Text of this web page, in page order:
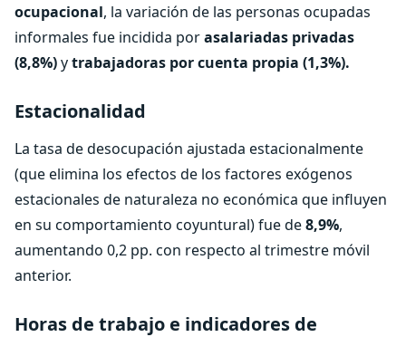
ocupacional, la variación de las personas ocupadas
informales fue incidida porasalariadas privadas
(8,8%)ytrabajadoras por cuenta propia (1,3%).
Estacionalidad
La tasa de desocupación ajustada estacionalmente
(que elimina los efectos de los factores exógenos
estacionales de naturaleza no económica que influyen
en su comportamiento coyuntural) fue de8,9%,
aumentando 0,2 pp. con respecto al trimestre móvil
anterior.
Horas de trabajo e indicadores de